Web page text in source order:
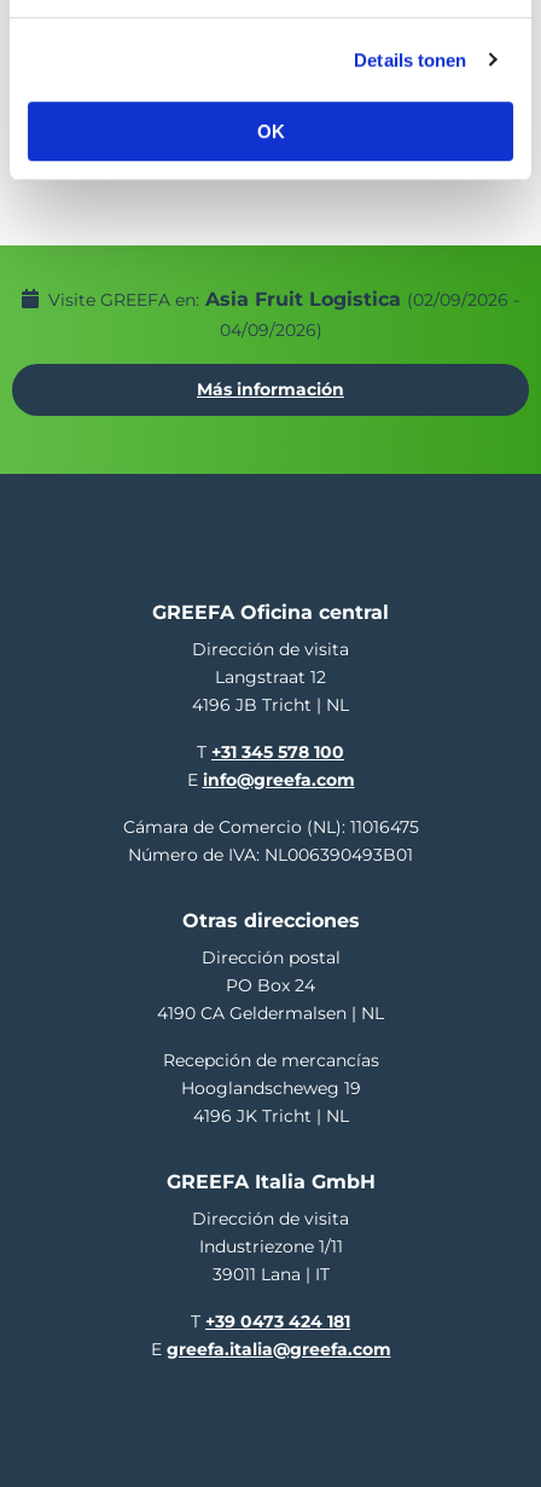
Details tonen
OK
Visite GREEFA en: Asia Fruit Logistica (02/09/2026 -
04/09/2026)
Más información
GREEFA Oficina central
Dirección de visita
Langstraat 12
4196 JB Tricht | NL
T +31 345 578 100
E info@greefa.com
Cámara de Comercio (NL): 11016475
Número de IVA: NL006390493B01
Otras direcciones
Dirección postal
PO Box 24
4190 CA Geldermalsen | NL
Recepción de mercancías
Hooglandscheweg 19
4196 JK Tricht | NL
GREEFA Italia GmbH
Dirección de visita
Industriezone 1/11
39011 Lana | IT
T +39 0473 424 181
E greefa.italia@greefa.com